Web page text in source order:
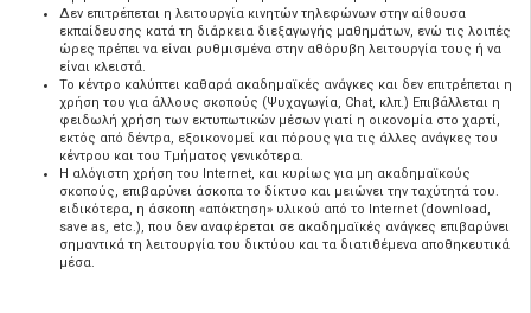
Δεν επιτρέπεται η λειτουργία κινητών τηλεφώνων στην αίθουσα
εκπαίδευσης κατά τη διάρκεια διεξαγωγής μαθημάτων, ενώ τις λοιπές
ώρες πρέπει να είναι ρυθμισμένα στην αθόρυβη λειτουργία τους ή να
είναι κλειστά.
Το κέντρο καλύπτει καθαρά ακαδημαϊκές ανάγκες και δεν επιτρέπεται η
χρήση του για άλλους σκοπούς (Ψυχαγωγία, Chat, κλπ.) Επιβάλλεται η
φειδωλή χρήση των εκτυπωτικών μέσων γιατί η οικονομία στο χαρτί,
εκτός από δέντρα, εξοικονομεί και πόρους για τις άλλες ανάγκες του
κέντρου και του Τμήματος γενικότερα.
Η αλόγιστη χρήση του Internet, και κυρίως για μη ακαδημαϊκούς
σκοπούς, επιβαρύνει άσκοπα το δίκτυο και μειώνει την ταχύτητά του.
ειδικότερα, η άσκοπη «απόκτηση» υλικού από το Internet (download,
save as, etc.), που δεν αναφέρεται σε ακαδημαϊκές ανάγκες επιβαρύνει
σημαντικά τη λειτουργία του δικτύου και τα διατιθέμενα αποθηκευτικά
μέσα.